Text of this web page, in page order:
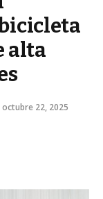
alta
octubre 22, 2025